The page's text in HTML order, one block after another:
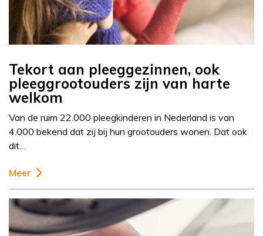
Tekort aan pleeggezinnen, ook
pleeggrootouders zijn van harte
welkom
Van de ruim 22.000 pleegkinderen in Nederland is van
4.000 bekend dat zij bij hun grootouders wonen. Dat ook
dit…
Meer